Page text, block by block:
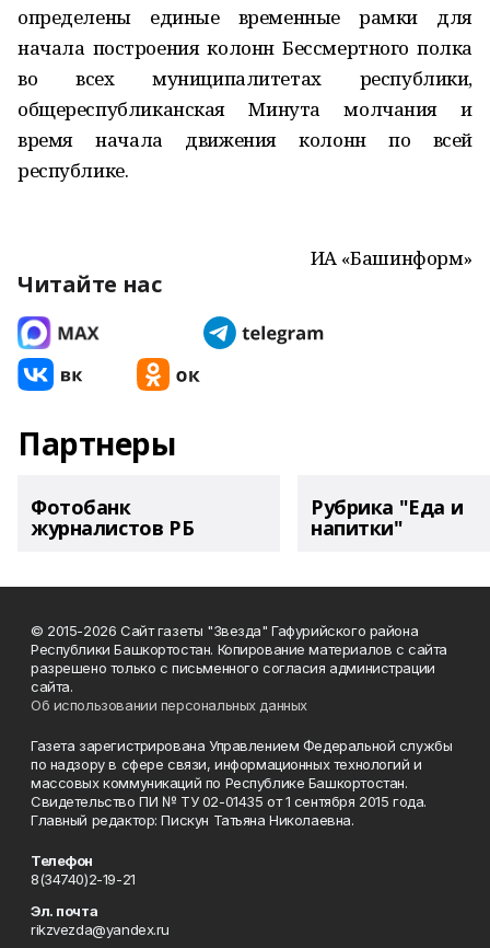
определены единые временные рамки для
начала построения колонн Бессмертного полка
во всех муниципалитетах республики,
общереспубликанская Минута молчания и
время начала движения колонн по всей
республике.
ИА «Башинформ»
Читайте нас
Партнеры
Фотобанк
журналистов РБ
Рубрика "Еда и
напитки"
© 2015-2026 Сайт газеты "Звезда" Гафурийского района
Республики Башкортостан. Копирование материалов с сайта
разрешено только с письменного согласия администрации
сайта.
Об использовании персональных данных
Газета зарегистрирована Управлением Федеральной службы
по надзору в сфере связи, информационных технологий и
массовых коммуникаций по Республике Башкортостан.
Свидетельство ПИ № ТУ 02-01435 от 1 сентября 2015 года.
Главный редактор: Пискун Татьяна Николаевна.
Телефон
8(34740)2-19-21
Эл. почта
rikzvezda@yandex.ru